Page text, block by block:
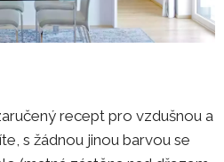
recept pro vzdušnou a
s žádnou jinou barvou se